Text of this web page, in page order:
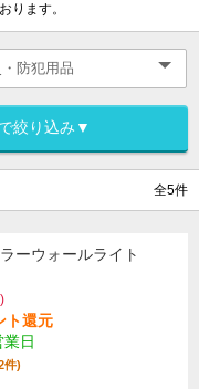
ります。
絞り込み▼
全5件
ーウォールライト
ト還元
日
件)